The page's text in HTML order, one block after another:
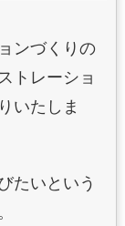
ンづくりの
トレーショ
いたしま
たいという